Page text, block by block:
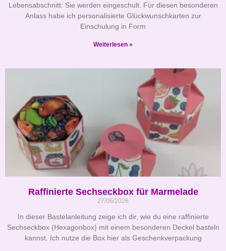
Lebensabschnitt: Sie werden eingeschult. Für diesen besonderen
Anlass habe ich personalisierte Glückwunschkarten zur
Einschulung in Form
Weiterlesen »
Raffinierte Sechseckbox für Marmelade
27/06/2026
In dieser Bastelanleitung zeige ich dir, wie du eine raffinierte
Sechseckbox (Hexagonbox) mit einem besonderen Deckel basteln
kannst. Ich nutze die Box hier als Geschenkverpackung